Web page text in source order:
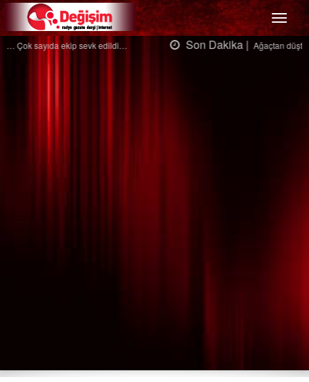
Menü
Son Dakika |Ağaçtan düştü…